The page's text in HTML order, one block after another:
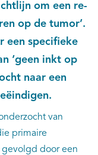
om een re-
op de tumor’.
een specifieke
‘geen inkt op
naar een
van
primaire
door een